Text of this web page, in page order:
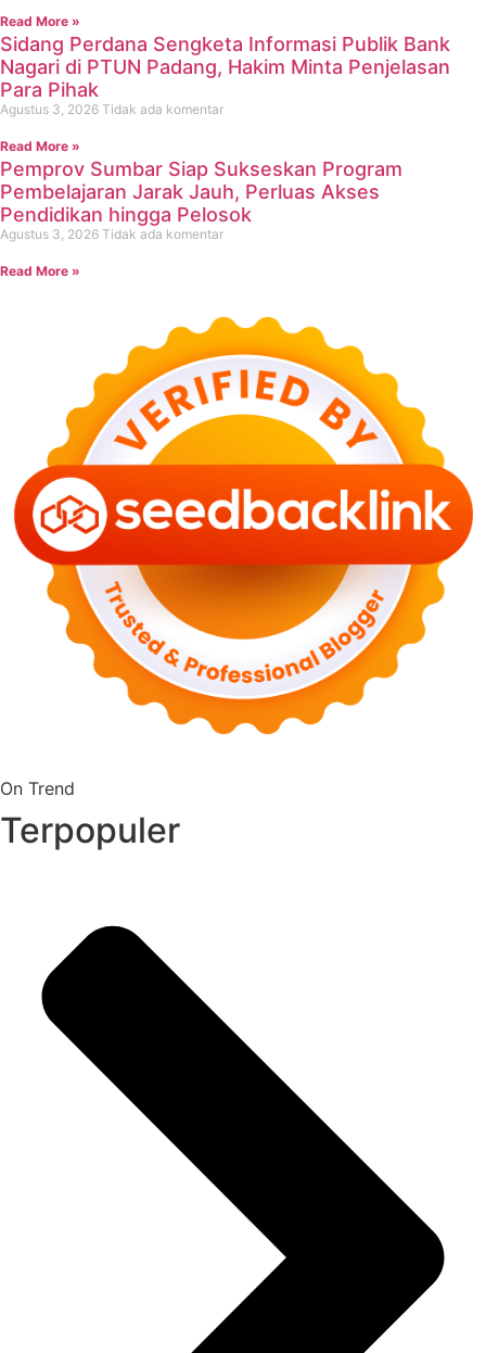
Read More »
Sidang Perdana Sengketa Informasi Publik Bank
Nagari di PTUN Padang, Hakim Minta Penjelasan
Para Pihak
Agustus 3, 2026 Tidak ada komentar
Read More »
Pemprov Sumbar Siap Sukseskan Program
Pembelajaran Jarak Jauh, Perluas Akses
Pendidikan hingga Pelosok
Agustus 3, 2026 Tidak ada komentar
Read More »
On Trend
Terpopuler